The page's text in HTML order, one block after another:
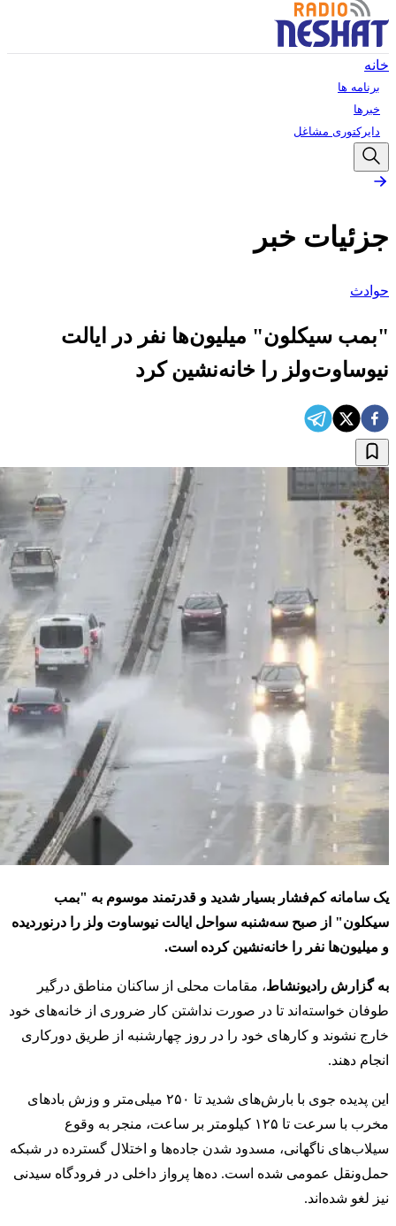
خانه
برنامه ها
خبرها
دایرکتوری مشاغل
جزئیات خبر
حوادث
"بمب سیکلون" میلیون‌ها نفر در ایالت
نیوساوت‌ولز را خانه‌نشین کرد
یک سامانه کم‌فشار بسیار شدید و قدرتمند موسوم به "بمب
سیکلون" از صبح سه‌شنبه سواحل ایالت نیوساوت ولز را درنوردیده
و میلیون‌ها نفر را خانه‌نشین کرده است.
به گزارش رادیونشاط، مقامات محلی از ساکنان مناطق درگیر
طوفان خواسته‌اند تا در صورت نداشتن کار ضروری از خانه‌های خود
خارج نشوند و کارهای خود را در روز چهارشنبه از طریق دورکاری
انجام دهند.
این پدیده جوی با بارش‌های شدید تا ۲۵۰ میلی‌متر و وزش بادهای
مخرب با سرعت تا ۱۲۵ کیلومتر بر ساعت، منجر به وقوع
سیلاب‌های ناگهانی، مسدود شدن جاده‌ها و اختلال گسترده در شبکه
حمل‌ونقل عمومی شده است. ده‌ها پرواز داخلی در فرودگاه سیدنی
نیز لغو شده‌اند.